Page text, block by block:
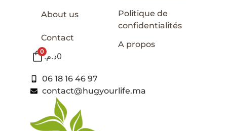
About us
Contact
0 0د.م.
Politique de
confidentialités
A propos
06 18 16 46 97
contact@hugyourlife.ma